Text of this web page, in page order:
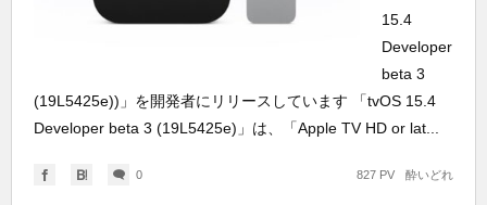
15.4
Developer
beta 3
(19L5425e))」を開発者にリリースしています 「tvOS 15.4
Developer beta 3 (19L5425e)」は、「Apple TV HD or lat...
0 酔いどれ
827 PV